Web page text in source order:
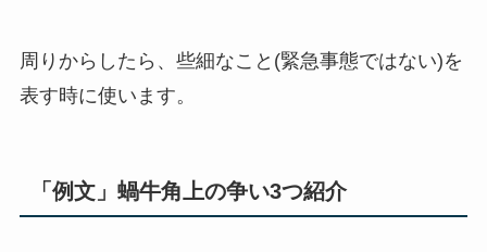
周りからしたら、些細なこと(緊急事態ではない)を
表す時に使います。
「例文」蝸牛角上の争い3つ紹介